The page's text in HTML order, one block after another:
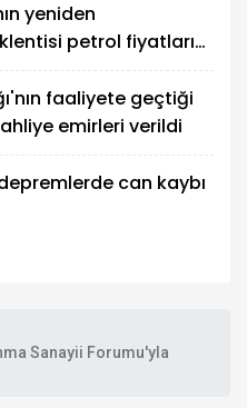
yeniden
petrol fiyatlarını
faaliyete geçtiği
emirleri verildi
can kaybı
Sanayii Forumu'yla